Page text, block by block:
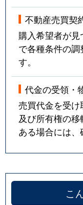
不動産売買契
購入希望者が
で各種条件の
す。
代金の受領・
売買代金を受
及び所有権の
ある場合には、
こ